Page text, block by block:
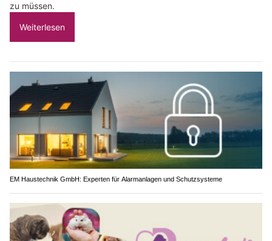
zu müssen.
Weiterlesen
EM Haustechnik GmbH: Experten für Alarmanlagen und Schutzsysteme